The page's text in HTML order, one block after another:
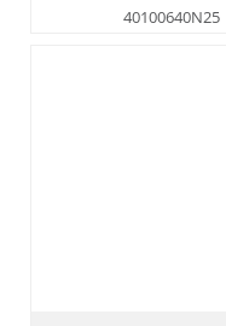
40100640N25